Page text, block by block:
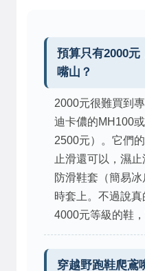
預算只有2000元
嘴山？
2000元很難買到
迪卡儂的MH100
2500元）。它們
止滑還可以，濕
防滑鞋套（簡易
時套上。不過說
4000元等級的鞋
穿越野跑鞋爬鳶